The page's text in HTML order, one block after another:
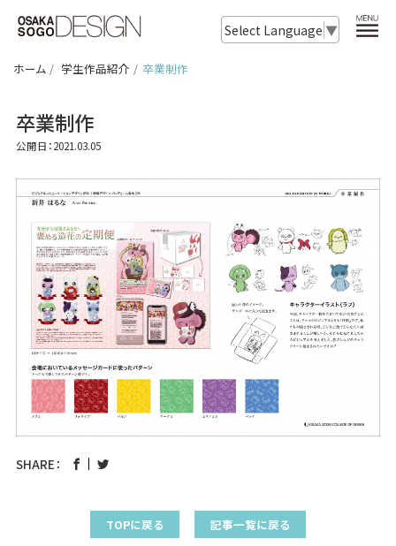
Select Language ▼
ホーム 学生作品紹介 卒業制作
卒業制作
公開日：2021.03.05
SHARE：
TOPに戻る 記事一覧に戻る